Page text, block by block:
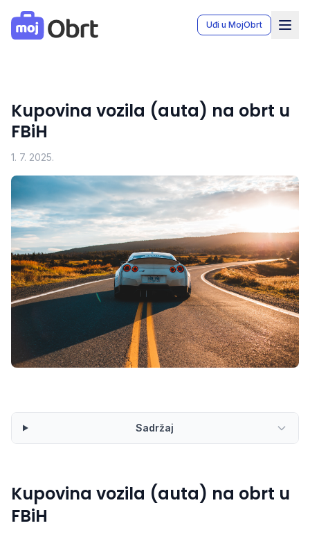
MojObrt - Moj Obrt aplikacija za vođenje knjiga obrta u
Uđi u MojObrt
Kupovina vozila (auta) na obrt u
FBiH
1. 7. 2025.
Sadržaj
Kupovina vozila (auta) na obrt u
FBiH